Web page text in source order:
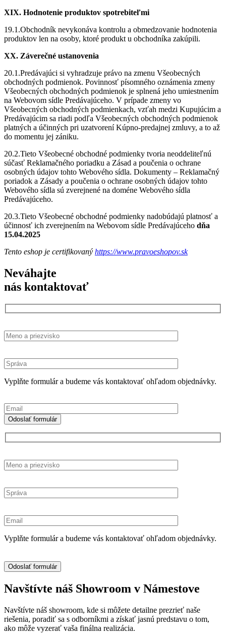
XIX. Hodnotenie produktov spotrebiteľmi
19.1.Obchodník nevykonáva kontrolu a obmedzovanie hodnotenia
produktov len na osoby, ktoré produkt u obchodníka zakúpili.
XX. Záverečné ustanovenia
20.1.Predávajúci si vyhradzuje právo na zmenu Všeobecných
obchodných podmienok. Povinnosť písomného oznámenia zmeny
Všeobecných obchodných podmienok je splnená jeho umiestnením
na Webovom sídle Predávajúceho. V prípade zmeny vo
Všeobecných obchodných podmienkach, vzťah medzi Kupujúcim a
Predávajúcim sa riadi podľa Všeobecných obchodných podmienok
platných a účinných pri uzatvorení Kúpno-predajnej zmluvy, a to až
do momentu jej zániku.
20.2.Tieto Všeobecné obchodné podmienky tvoria neoddeliteľnú
súčasť Reklamačného poriadku a Zásad a poučenia o ochrane
osobných údajov tohto Webového sídla. Dokumenty – Reklamačný
poriadok a Zásady a poučenia o ochrane osobných údajov tohto
Webového sídla sú zverejnené na doméne Webového sídla
Predávajúceho.
20.3.Tieto Všeobecné obchodné podmienky nadobúdajú platnosť a
účinnosť ich zverejnením na Webovom sídle Predávajúceho dňa
15.04.2025
Tento eshop je certifikovaný https://www.pravoeshopov.sk
Neváhajte
nás kontaktovať
Vyplňte formulár a budeme vás kontaktovať ohľadom objednávky.
Vyplňte formulár a budeme vás kontaktovať ohľadom objednávky.
Navštívte náš Showroom v Námestove
Navštívte náš showroom, kde si môžete detailne prezrieť naše
riešenia, poradiť sa s odborníkmi a získať jasnú predstavu o tom,
ako môže vyzerať vaša finálna realizácia.